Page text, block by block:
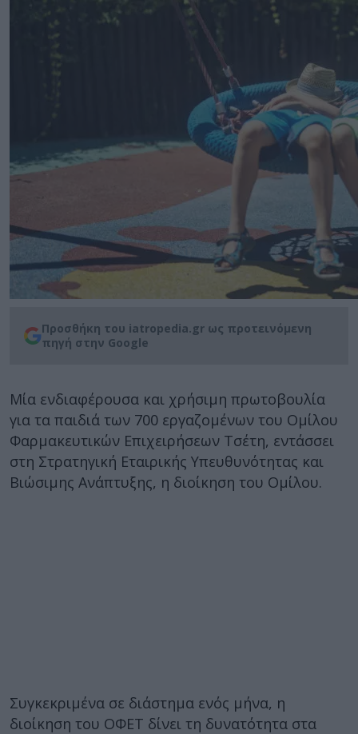
Προσθήκη του iatropedia.gr ως προτεινόμενη
πηγή στην Google
Μία ενδιαφέρουσα και χρήσιμη πρωτοβουλία
για τα παιδιά των 700 εργαζομένων του Ομίλου
Φαρμακευτικών Επιχειρήσεων Τσέτη, εντάσσει
στη Στρατηγική Εταιρικής Υπευθυνότητας και
Βιώσιμης Ανάπτυξης, η διοίκηση του Ομίλου.
Συγκεκριμένα σε διάστημα ενός μήνα, η
διοίκηση του ΟΦΕΤ δίνει τη δυνατότητα στα